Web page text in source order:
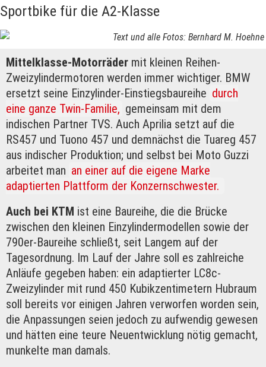
Sportbike für die A2-Klasse
Text und alle Fotos: Bernhard M. Hoehne
Mittelklasse-Motorräder mit kleinen Reihen-
Zweizylindermotoren werden immer wichtiger. BMW
ersetzt seine Einzylinder-Einstiegsbaureihe durch
eine ganze Twin-Familie, gemeinsam mit dem
indischen Partner TVS. Auch Aprilia setzt auf die
RS457 und Tuono 457 und demnächst die Tuareg 457
aus indischer Produktion; und selbst bei Moto Guzzi
arbeitet man an einer auf die eigene Marke
adaptierten Plattform der Konzernschwester.
Auch bei KTM ist eine Baureihe, die die Brücke
zwischen den kleinen Einzylindermodellen sowie der
790er-Baureihe schließt, seit Langem auf der
Tagesordnung. Im Lauf der Jahre soll es zahlreiche
Anläufe gegeben haben: ein adaptierter LC8c-
Zweizylinder mit rund 450 Kubikzentimetern Hubraum
soll bereits vor einigen Jahren verworfen worden sein,
die Anpassungen seien jedoch zu aufwendig gewesen
und hätten eine teure Neuentwicklung nötig gemacht,
munkelte man damals.